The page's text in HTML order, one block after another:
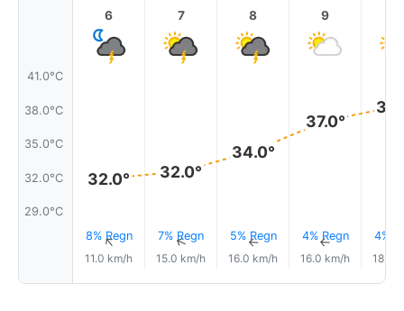
41.0°C
38.0°C
35.0°C
32.0°C
29.0°C
6
32.0°
8% Regn
↑
11.0 km/h
7
32.0°
7% Regn
↑
15.0 km/h
8
34.0°
5% Regn
↑
16.0 km/h
9
37.0°
4% Regn
↑
16.0 km/h
4%
18.0